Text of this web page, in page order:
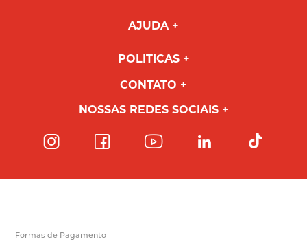
AJUDA
POLITICAS
CONTATO
NOSSAS REDES SOCIAIS
Formas de Pagamento